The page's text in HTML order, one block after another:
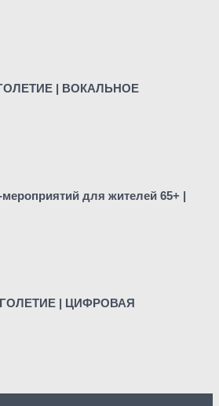
| ВОКАЛЬНОЕ
для жителей 65+ |
| ЦИФРОВАЯ